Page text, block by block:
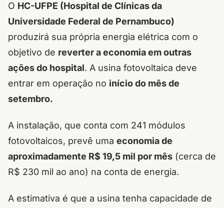
O HC-UFPE (Hospital de Clínicas da
Universidade Federal de Pernambuco)
produzirá sua própria energia elétrica com o
objetivo de reverter a economia em outras
ações do hospital. A usina fotovoltaica deve
entrar em operação no início do mês de
setembro.
A instalação, que conta com 241 módulos
fotovoltaicos, prevê uma economia de
aproximadamente R$ 19,5 mil por mês (cerca de
R$ 230 mil ao ano) na conta de energia.
A estimativa é que a usina tenha capacidade de